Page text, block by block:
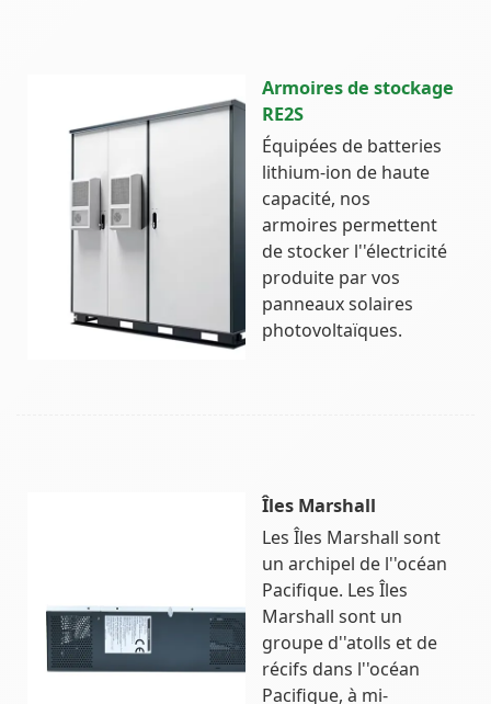
Armoires de stockage
RE2S
Équipées de batteries
lithium-ion de haute
capacité, nos
armoires permettent
de stocker l''électricité
produite par vos
panneaux solaires
photovoltaïques.
Îles Marshall
Les Îles Marshall sont
un archipel de l''océan
Pacifique. Les Îles
Marshall sont un
groupe d''atolls et de
récifs dans l''océan
Pacifique, à mi-